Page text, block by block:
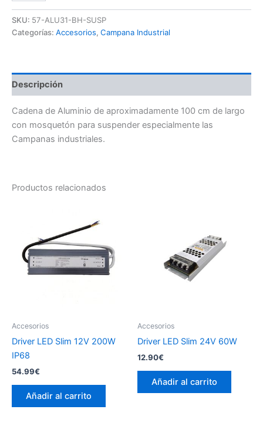
cantidad
SKU: 57-ALU31-BH-SUSP
Categorías: Accesorios, Campana Industrial
Descripción
Cadena de Aluminio de aproximadamente 100 cm de largo
con mosquetón para suspender especialmente las
Campanas industriales.
Productos relacionados
Accesorios
Driver LED Slim 12V 200W
IP68
54.99€
Añadir al carrito
Accesorios
Driver LED Slim 24V 60W
12.90€
Añadir al carrito